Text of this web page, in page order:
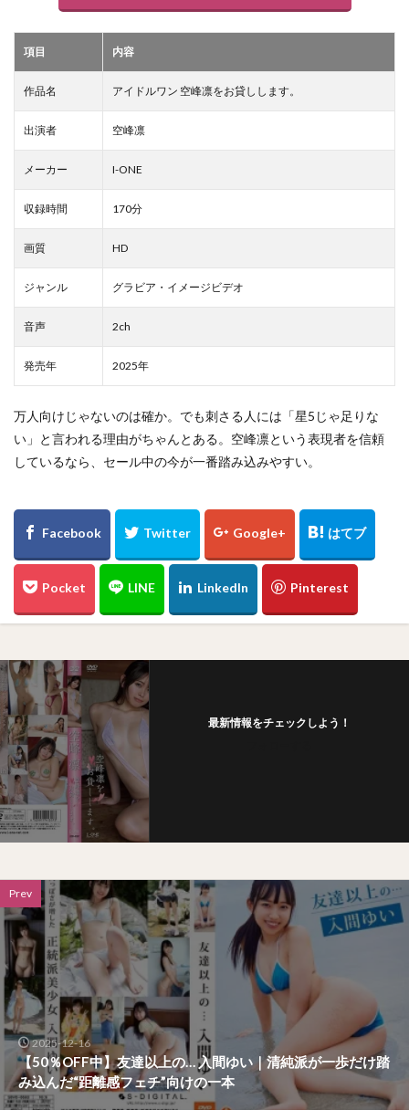
項目 内容
作品名 アイドルワン 空峰凛をお貸しします。
出演者 空峰凛
メーカー I-ONE
収録時間 170分
画質 HD
ジャンル グラビア・イメージビデオ
音声 2ch
発売年 2025年
万人向けじゃないのは確か。でも刺さる人には「星5じゃ足りな
い」と言われる理由がちゃんとある。空峰凛という表現者を信頼
しているなら、セール中の今が一番踏み込みやすい。
最新情報をチェックしよう！
Prev
2025-12-16
【50％OFF中】友達以上の… 入間ゆい｜清純派が一歩だけ踏
み込んだ“距離感フェチ”向けの一本